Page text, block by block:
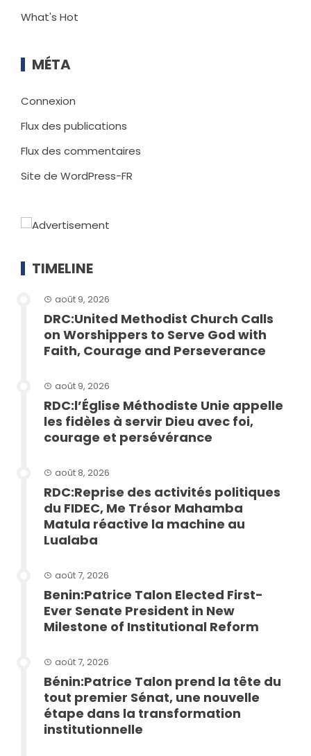
What's Hot
MÉTA
Connexion
Flux des publications
Flux des commentaires
Site de WordPress-FR
TIMELINE
août 9, 2026
DRC:United Methodist Church Calls
on Worshippers to Serve God with
Faith, Courage and Perseverance
août 9, 2026
RDC:l’Église Méthodiste Unie appelle
les fidèles à servir Dieu avec foi,
courage et persévérance
août 8, 2026
RDC:Reprise des activités politiques
du FIDEC, Me Trésor Mahamba
Matula réactive la machine au
Lualaba
août 7, 2026
Benin:Patrice Talon Elected First-
Ever Senate President in New
Milestone of Institutional Reform
août 7, 2026
Bénin:Patrice Talon prend la tête du
tout premier Sénat, une nouvelle
étape dans la transformation
institutionnelle